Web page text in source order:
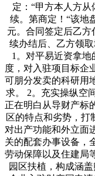
定：“甲方本人方
续。第商定！“该地
元。合同签定后乙方
续办结后、乙方领
1。对平易近资拿
度，对入驻项目标企
可朋分发卖的科研用
求。 2。充实操纵空
正在明白从导财产标
区的特点和劣势，打
对出产功能和外立面
关的配套办事设备，
劳动保障以及住建局
园区扶植，构成涵